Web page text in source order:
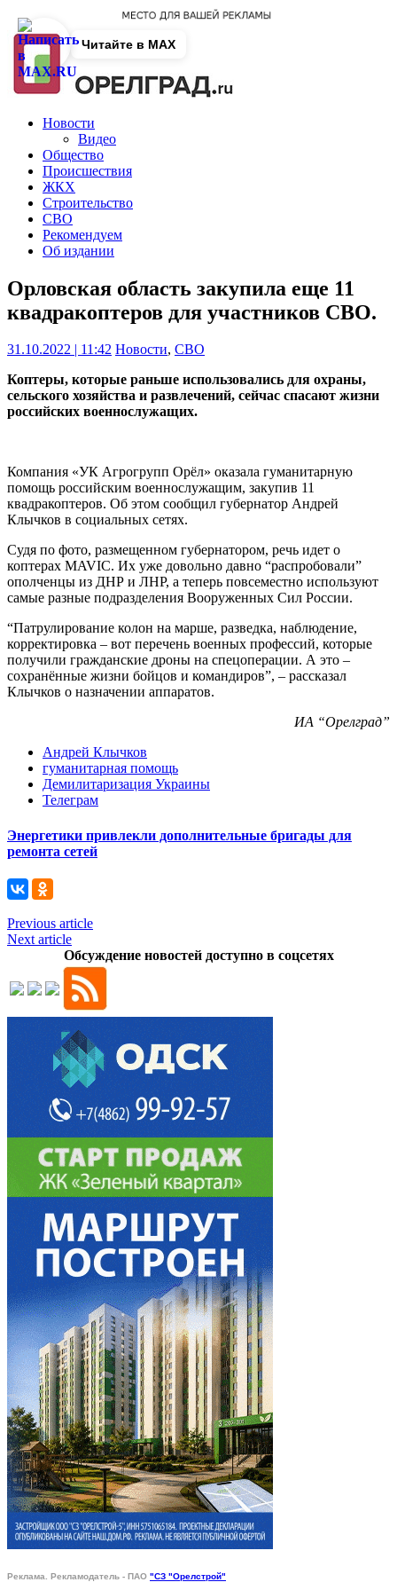
Новости
Видео
Общество
Происшествия
ЖКХ
Строительство
СВО
Рекомендуем
Об издании
Орловская область закупила еще 11
квадракоптеров для участников СВО.
31.10.2022 | 11:42 Новости, СВО
Коптеры, которые раньше использовались для охраны,
сельского хозяйства и развлечений, сейчас спасают жизни
российских военнослужащих.
Компания «УК Агрогрупп Орёл» оказала гуманитарную
помощь российским военнослужащим, закупив 11
квадракоптеров. Об этом сообщил губернатор Андрей
Клычков в социальных сетях.
Судя по фото, размещенном губернатором, речь идет о
коптерах MAVIC. Их уже довольно давно “распробовали”
ополченцы из ДНР и ЛНР, а теперь повсеместно используют
самые разные подразделения Вооруженных Сил России.
“Патрулирование колон на марше, разведка, наблюдение,
корректировка – вот перечень военных профессий, которые
получили гражданские дроны на спецоперации. А это –
сохранённые жизни бойцов и командиров”, – рассказал
Клычков о назначении аппаратов.
ИА “Орелград”
Андрей Клычков
гуманитарная помощь
Демилитаризация Украины
Телеграм
Энергетики привлекли дополнительные бригады для
ремонта сетей
Previous article
Next article
Обсуждение новостей доступно в соцсетях
Реклама. Рекламодатель - ПАО "СЗ "Орелстрой"
Читайте в MAX